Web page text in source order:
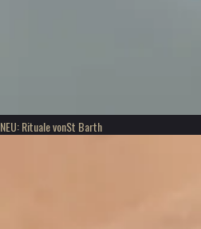
NEU: Rituale vonSt Barth